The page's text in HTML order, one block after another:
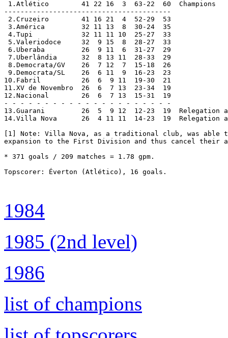
1984
1985 (2nd level)
1986
list of champions